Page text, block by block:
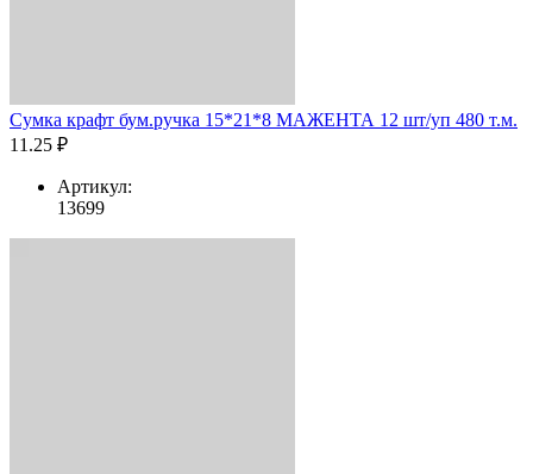
Сумка крафт бум.ручка 15*21*8 МАЖЕНТА 12 шт/уп 480 т.м.
11.25 ₽
Артикул:
13699